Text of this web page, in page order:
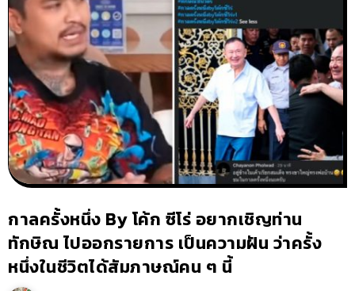
กาลครั้งหนึ่ง By โค้ก ซีโร่ อยากเชิญท่าน
ทักษิณ ไปออกรายการ เป็นความฝัน ว่าครั้ง
หนึ่งในชีวิตได้สัมภาษณ์คน ๆ นี้